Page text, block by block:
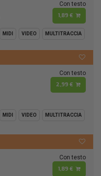
Con testo
1,89 €
MIDI VIDEO MULTITRACCIA
Con testo
2,99 €
MIDI VIDEO MULTITRACCIA
Con testo
1,89 €